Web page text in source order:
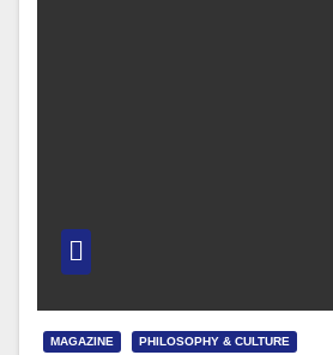
MAGAZINE PHILOSOPHY & CULTURE